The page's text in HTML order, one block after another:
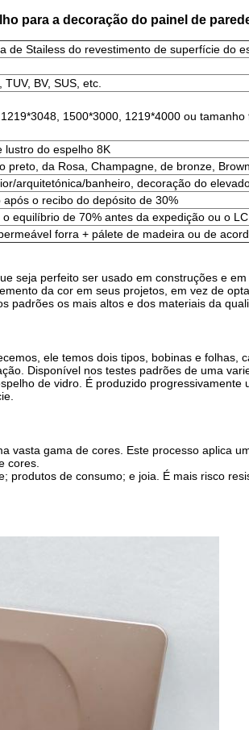
para a decoração do painel de
de Stailess do revestimento de superfície do
BV, SUS, etc.
1500*3000, 1219*4000 ou
lustro do espelho 8K
preto, da Rosa, Champagne, de bronze,
arquitetónica/banheiro, decoração do
o recibo do depósito de 30%
equilíbrio de 70% antes da expedição ou o
forra + pálete de madeira ou de
seja perfeito ser usado em construções e
da cor em seus projetos, em vez de
padrões os mais altos e dos materiais da
ele temos dois tipos, bobinas e
Disponível nos testes padrões de uma
de vidro. É produzido
vasta gama de cores. Este processo aplica
cores.
produtos de consumo; e joia. É mais risco